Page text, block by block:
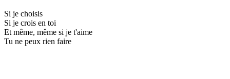
Si je choisis
Si je crois en toi
Et même, même si je t'aime
Tu ne peux rien faire